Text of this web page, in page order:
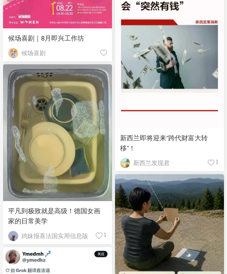
候场喜剧｜8月即兴工作坊
候场喜剧
新西兰即将迎来“跨代财富大转
移”！
新西兰发现君 1
平凡到极致就是高级！德国女画
家的日常美学
鸡妹报喜法国实用信息版 1